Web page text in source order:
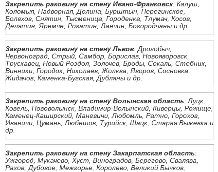
Закрепить раковину на стену Ивано-Франковск: Калуш,
Коломыя, Надворная, Долина, Бурштын, Перегинское,
Болехов, Снятин, Тысменица, Городенка, Тлумач, Косов,
Делятин, Яремче, Рогатин, Ланчин, Богородчаны и др.
Закрепить раковину на стену Львов: Дрогобыч,
Червоноград, Стрый, Самбор, Борислав, Новояворовск,
Трускавец, Новый Роздол, Золочев, Броды, Сокаль, Стебник,
Винники, Городок, Николаев, Жолква, Яворов, Сосновка,
Жидачов, Каменка-Бугская, Дубляны и др.
Закрепить раковину на стену Волынская область: Луцк,
Ковель, Нововолынск, Владимир-Волынский, Киверцы, Рожище,
Каменец-Каширский, Маневичи, Любомль, Ратно, Горохов,
Иваничи, Цумань, Любешов, Турийск, Шацк, Старая Выжевка и
др.
Закрепить раковину на стену Закарпатская область:
Ужгород, Мукачево, Хуст, Виноградов, Берегово, Свалява,
Рахов, Дубовое, Межгорье, Королево, Великий Бычков,